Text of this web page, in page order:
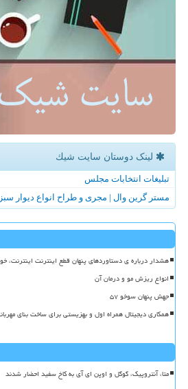
لینک دوستان سایت شیك
تبلیغات انتخابات مجلس
مستر گرین وال | مجری و طراح انواع دیوار سبز
هشدار درباره ی دستاوردهای پنهان قطع اینترنت
انواع ریزش مو و درمان آن
جهش پنهان سوخو ۵۷
همکاری دیجیتال همراه اول و بهزیستی برای ساخت بنای
متا، آنتروپیک، گوگل و اوپن ای آی به کاخ سفید احضار شدند